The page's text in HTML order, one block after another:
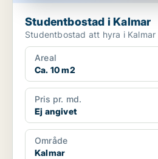
Studentbostad i Kalmar
Areal
Ca. 10 m2
Pris pr. md.
Ej angivet
Område
Kalmar